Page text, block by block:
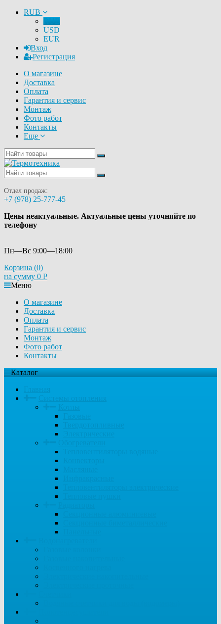
RUB
RUB
USD
EUR
Вход
Регистрация
О магазине
Доставка
Оплата
Гарантия и сервис
Монтаж
Фото работ
Контакты
Еще
Отдел продаж:
+7 (978) 25-777-45
Цены неактуальные. Актуальные цены уточняйте по
телефону
Пн—Вс 9:00—18:00
Корзина (0)
на сумму 0 Р
Меню
О магазине
Доставка
Оплата
Гарантия и сервис
Монтаж
Фото работ
Контакты
Каталог
Главная